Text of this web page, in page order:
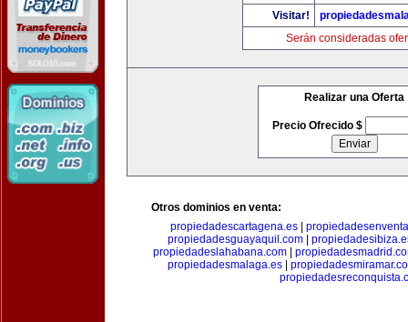
Visitar!
Serán consideradas
Realizar una Oferta
Precio Ofrecido $
Otros dominios en venta:
propiedadescartagena.es|
propiedadesguayaquil.com
propiedadeslahabana.com|
propiedadesmalaga.es|